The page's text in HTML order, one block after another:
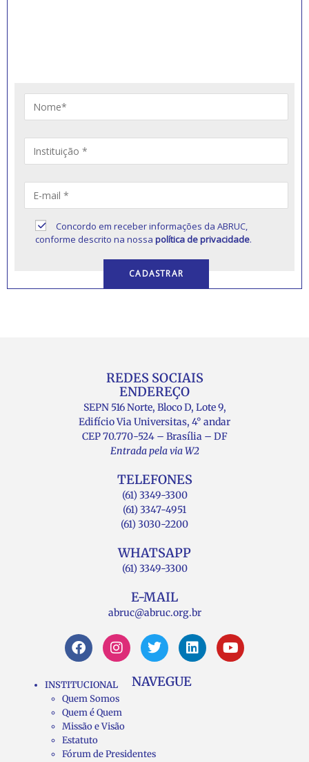
Concordo em receber informações da ABRUC,
conforme descrito na nossapolítica de privacidade.
REDES SOCIAIS
ENDEREÇO
SEPN 516 Norte, Bloco D, Lote 9,
Edifício Via Universitas, 4° andar
CEP 70.770-524 – Brasília – DF
Entrada pela via W2
TELEFONES
(61) 3349-3300
(61) 3347-4951
(61) 3030-2200
WHATSAPP
(61) 3349-3300
E-MAIL
abruc@abruc.org.br
NAVEGUE
INSTITUCIONAL
Quem Somos
Quem é Quem
Missão e Visão
Estatuto
Fórum de Presidentes